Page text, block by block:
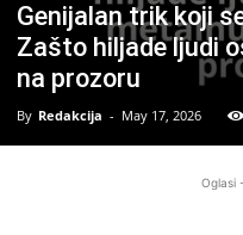
Genijalan trik koji
Zašto hiljade ljudi
na prozoru
By Redakcija - May 17, 2026
Oglasi